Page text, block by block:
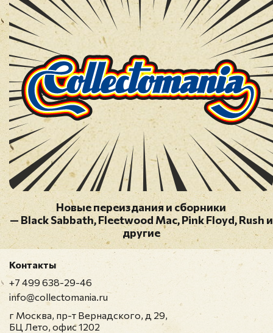
Новые переиздания и сборники
— Black Sabbath, Fleetwood Mac, Pink Floyd, Rush и
другие
Контакты
+7 499 638-29-46
info@collectomania.ru
г Москва, пр-т Вернадского, д 29,
БЦ Лето, офис 1202